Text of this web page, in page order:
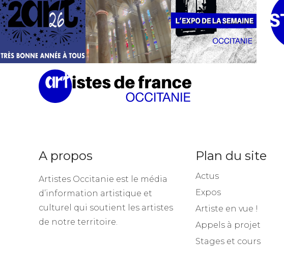
A propos Plan du site
Actus